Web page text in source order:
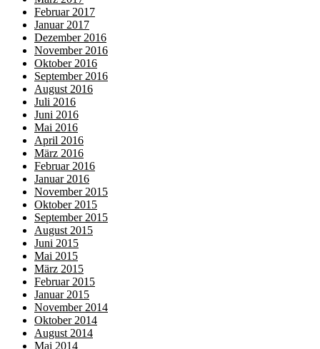
Februar 2017
Januar 2017
Dezember 2016
November 2016
Oktober 2016
September 2016
August 2016
Juli 2016
Juni 2016
Mai 2016
April 2016
März 2016
Februar 2016
Januar 2016
November 2015
Oktober 2015
September 2015
August 2015
Juni 2015
Mai 2015
März 2015
Februar 2015
Januar 2015
November 2014
Oktober 2014
August 2014
Mai 2014